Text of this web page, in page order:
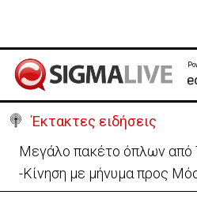
Έκτακτες ειδήσεις
Μεγάλο πακέτο όπλων από
-Κίνηση με μήνυμα προς